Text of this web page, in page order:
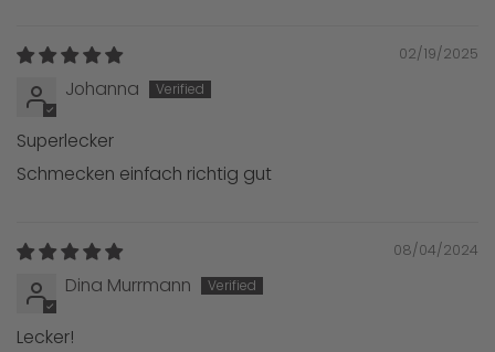
02/19/2025
Johanna
Superlecker
Schmecken einfach richtig gut
08/04/2024
Dina Murrmann
Lecker!